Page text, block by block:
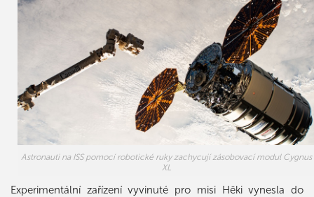
Astronauti na ISS pomocí robotické ruky zachycují zásobovací modul Cygnus
XL
Experimentální zařízení vyvinuté pro misi Hēki vynesla do